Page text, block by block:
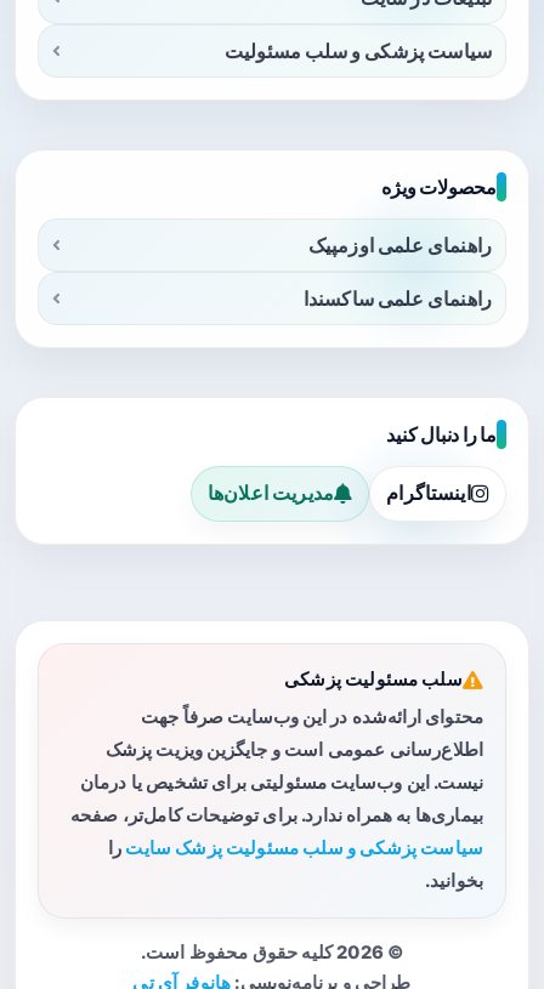
سیاست پزشکی و سلب مسئولیت
محصولات ویژه
راهنمای علمی اوزمپیک
راهنمای علمی ساکسندا
ما را دنبال کنید
اینستاگرام مدیریت اعلان‌ها
سلب مسئولیت پزشکی
محتوای ارائه‌شده در این وب‌سایت صرفاً جهت
اطلاع‌رسانی عمومی است و جایگزین ویزیت پزشک
نیست. این وب‌سایت مسئولیتی برای تشخیص یا درمان
بیماری‌ها به همراه ندارد. برای توضیحات کامل‌تر، صفحه
سیاست پزشکی و سلب مسئولیت پزشک سایت را
بخوانید.
© 2026 کلیه حقوق محفوظ است.
طراحی و برنامه‌نویسی: هانوفر آی تی